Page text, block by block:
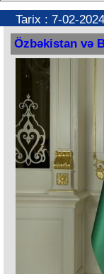
Tarix : 7-02-
Özbəkistan və